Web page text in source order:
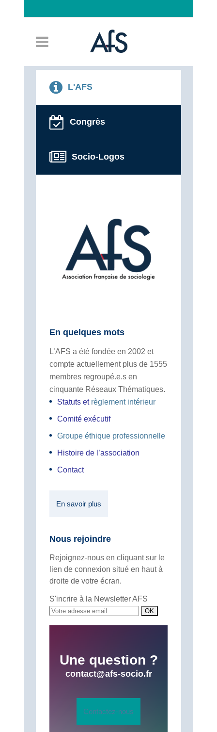
L'AFS
Congrès
Socio-Logos
En quelques mots
L’AFS a été fondée en 2002 et
compte actuellement plus de 1555
membres regroupé.e.s en
cinquante Réseaux Thématiques.
Statuts et règlement intérieur
Comité exécutif
Groupe éthique professionnelle
Histoire de l’association
Contact
En savoir plus
Nous rejoindre
Rejoignez-nous en cliquant sur le
lien de connexion situé en haut à
droite de votre écran.
S'incrire à la Newsletter AFS
Une question ?
contact@afs-socio.fr
Contactez-nous